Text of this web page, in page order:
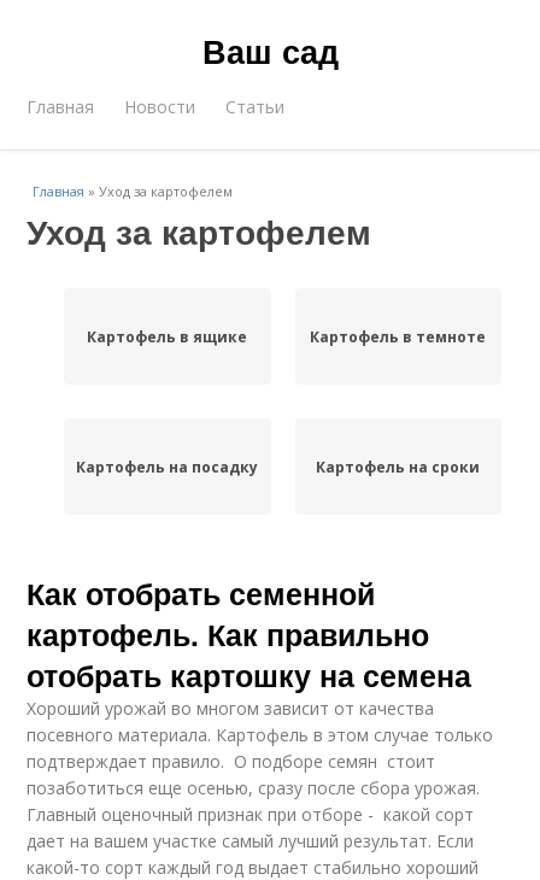
Ваш сад
Главная Новости Статьи
Главная »Уход за картофелем
Уход за картофелем
Картофель в ящике Картофель в темноте
Картофель на посадку Картофель на сроки
Как отобрать семенной
картофель. Как правильно
отобрать картошку на семена
Хороший урожай во многом зависит от качества
посевного материала. Картофель в этом случае только
подтверждает правило. О подборе семян стоит
позаботиться еще осенью, сразу после сбора урожая.
Главный оценочный признак при отборе - какой сорт
дает на вашем участке самый лучший результат. Если
какой-то сорт каждый год выдает стабильно хороший